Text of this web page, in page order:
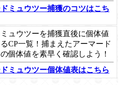
ミュウツー捕獲のコツはこち
ュウツーを捕獲直後に個体値
CP一覧！捕まえたアーマード
個体値を素早く確認しよう！
ミュウツー個体値表はこちら